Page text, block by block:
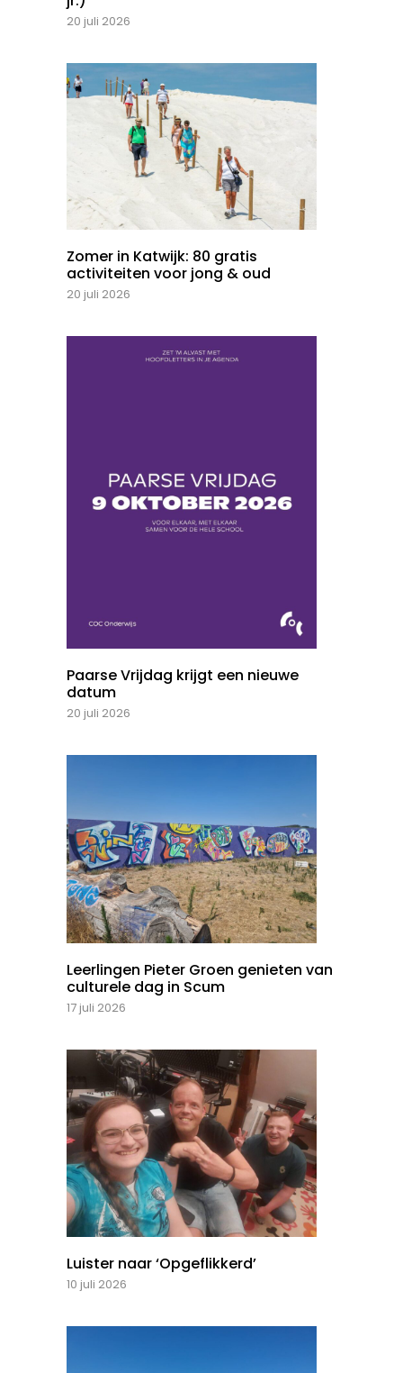
20 juli 2026
Zomer in Katwijk: 80 gratis
activiteiten voor jong & oud
20 juli 2026
Paarse Vrijdag krijgt een nieuwe
datum
20 juli 2026
Leerlingen Pieter Groen genieten van
culturele dag in Scum
17 juli 2026
Luister naar ‘Opgeflikkerd’
10 juli 2026